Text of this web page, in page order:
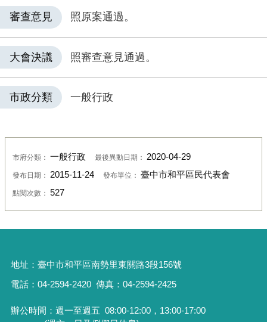
審查意見 照原案通過。
大會決議 照審查意見通過。
市政分類 一般行政
市府分類： 一般行政 最後異動日期： 2020-04-29
發布日期： 2015-11-24 發布單位： 臺中市和平區民代表會
點閱次數： 527
地址： 臺中市和平區南勢里東關路3段156號
電話：04-2594-2420 傳真：04-2594-2425
辦公時間：週一至週五 08:00-12:00，13:00-17:00